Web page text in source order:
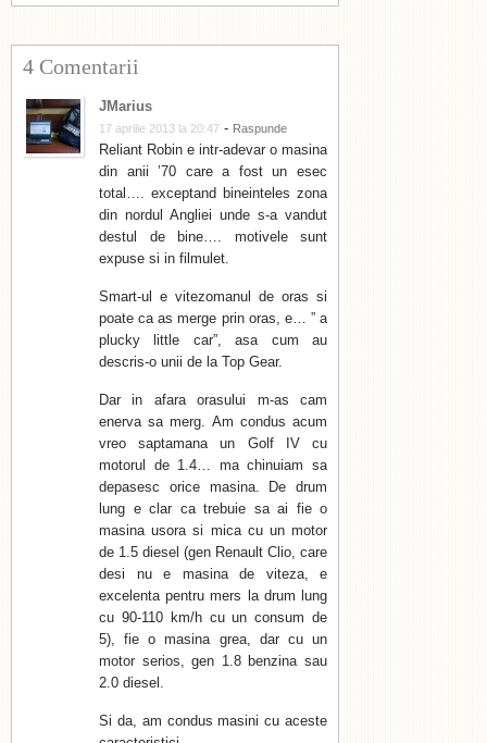
4 Comentarii
JMarius
17 aprilie 2013 la 20:47 - Raspunde
Reliant Robin e intr-adevar o masina
din anii ’70 care a fost un esec
total…. exceptand bineinteles zona
din nordul Angliei unde s-a vandut
destul de bine…. motivele sunt
expuse si in filmulet.
Smart-ul e vitezomanul de oras si
poate ca as merge prin oras, e… ” a
plucky little car”, asa cum au
descris-o unii de la Top Gear.
Dar in afara orasului m-as cam
enerva sa merg. Am condus acum
vreo saptamana un Golf IV cu
motorul de 1.4… ma chinuiam sa
depasesc orice masina. De drum
lung e clar ca trebuie sa ai fie o
masina usora si mica cu un motor
de 1.5 diesel (gen Renault Clio, care
desi nu e masina de viteza, e
excelenta pentru mers la drum lung
cu 90-110 km/h cu un consum de
5), fie o masina grea, dar cu un
motor serios, gen 1.8 benzina sau
2.0 diesel.
Si da, am condus masini cu aceste